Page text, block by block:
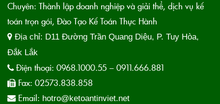
Chuyên: Thành lập doanh nghiệp và giải thể, dịch vụ kế
toán trọn gói, Đào Tạo Kế Toán Thực Hành
Địa chỉ: D11 Đường Trần Quang Diệu, P. Tuy Hòa,
Đắk Lắk
Điện thoại: 0968.1000.55 – 0911.666.881
Fax: 02573.838.858
Email: hotro@ketoantinviet.net